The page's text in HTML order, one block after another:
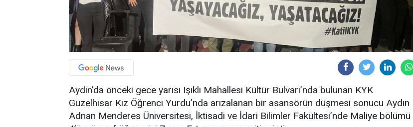
Aydın’da önceki gece yarısı Işıklı Mahallesi Kültür Bulvarı’nda bulunan KYK
Güzelhisar Kız Öğrenci Yurdu’nda arızalanan bir asansörün düşmesi sonucu Aydın
Adnan Menderes Üniversitesi, İktisadi ve İdari Bilimler Fakültesi’nde Maliye bölümü